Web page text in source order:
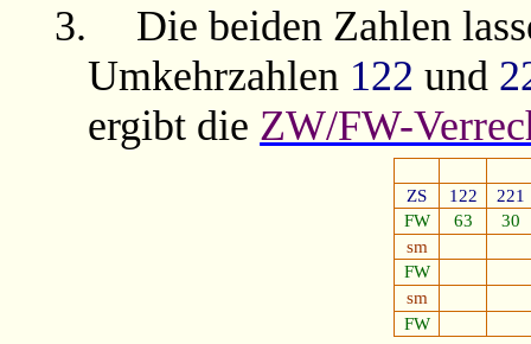
3.
Die beiden Zahlen
Umkehrzahlen 122 und
ergibt die ZW/FW-
ZS 122
221
FW
63
30
sm
FW
sm
FW